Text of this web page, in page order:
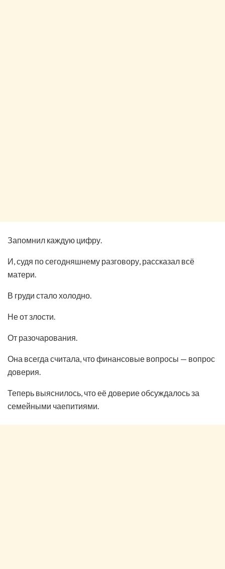
Запомнил каждую цифру.
И, судя по сегодняшнему разговору, рассказал всё
матери.
В груди стало холодно.
Не от злости.
От разочарования.
Она всегда считала, что финансовые вопросы — вопрос
доверия.
Теперь выяснилось, что её доверие обсуждалось за
семейными чаепитиями.